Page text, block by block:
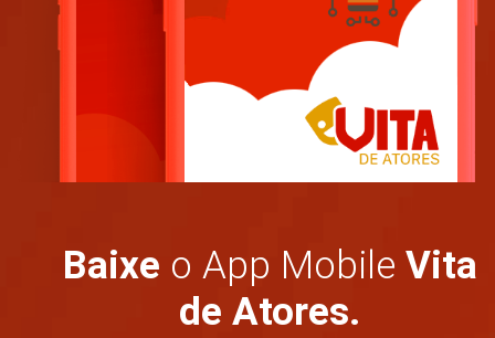
Baixe o App Mobile Vita
de Atores.